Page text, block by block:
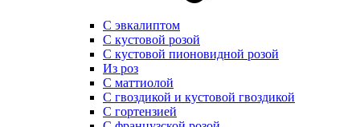
С эвкалиптом
С кустовой розой
С кустовой пионовидной розой
Из роз
С маттиолой
С гвоздикой и кустовой гвоздикой
С гортензией